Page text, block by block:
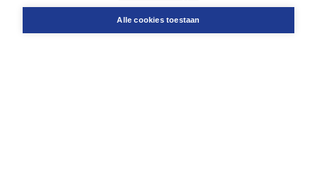
Bestellen
Alle cookies toestaan